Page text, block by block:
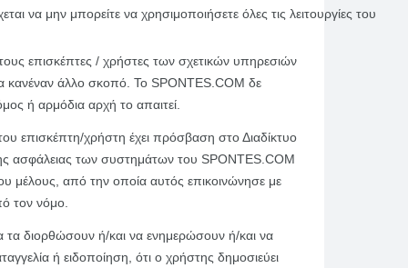
επισκέπτες / χρήστες των σχετικών υπηρεσιών
κανέναν άλλο σκοπό. Το SPONTES.COM δε
ή αρμόδια αρχή το απαιτεί.
επισκέπτη/χρήστη έχει πρόσβαση στο Διαδίκτυο
ασφάλειας των συστημάτων του SPONTES.COM
μέλους, από την οποία αυτός επικοινώνησε με
τον νόμο.
τα διορθώσουν ή/και να ενημερώσουν ή/και να
ή ειδοποίηση, ότι ο χρήστης δημοσιεύει
να μην μπορείτε να χρησιμοποιήσετε όλες τις λειτουργίες του